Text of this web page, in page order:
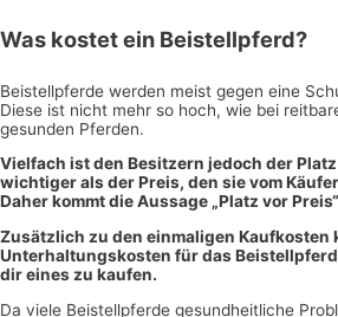
Was kostet ein Beistellpferd?
Beistellpferde werden meist gegen eine
Diese ist nicht mehr so hoch, wie bei
gesunden Pferden.
Vielfach ist den Besitzern jedoch der
wichtiger als der Preis, den sie vom
Daher kommt die Aussage „Platz vor
Zusätzlich zu den einmaligen Kaufkosten
Unterhaltungskosten für das
dir eines zu kaufen.
Da viele Beistellpferde gesundheitliche